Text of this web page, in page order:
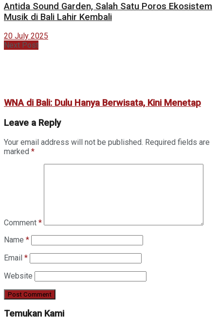
Antida Sound Garden, Salah Satu Poros Ekosistem
Musik di Bali Lahir Kembali
20 July 2025
Next Post
WNA di Bali: Dulu Hanya Berwisata, Kini Menetap
Leave a Reply
Your email address will not be published. Required fields are
marked *
Comment *
Name *
Email *
Website
Temukan Kami